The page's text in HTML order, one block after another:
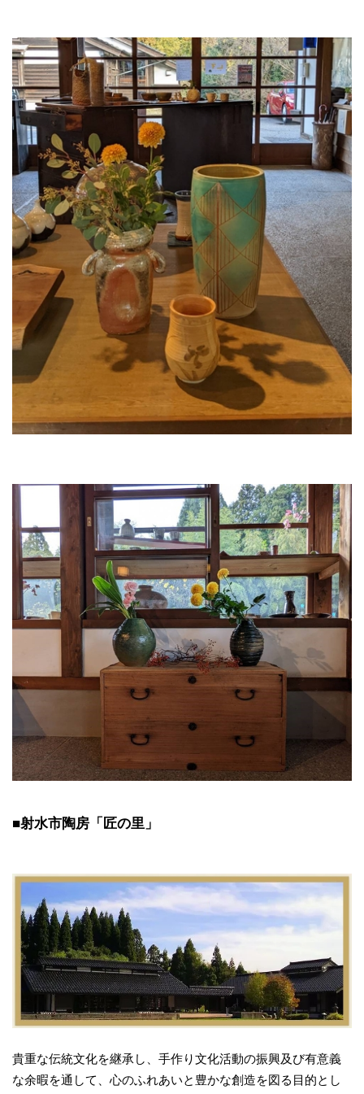
■射水市陶房「匠の里」
貴重な伝統文化を継承し、手作り文化活動の振興及び有意義
な余暇を通して、心のふれあいと豊かな創造を図る目的とし